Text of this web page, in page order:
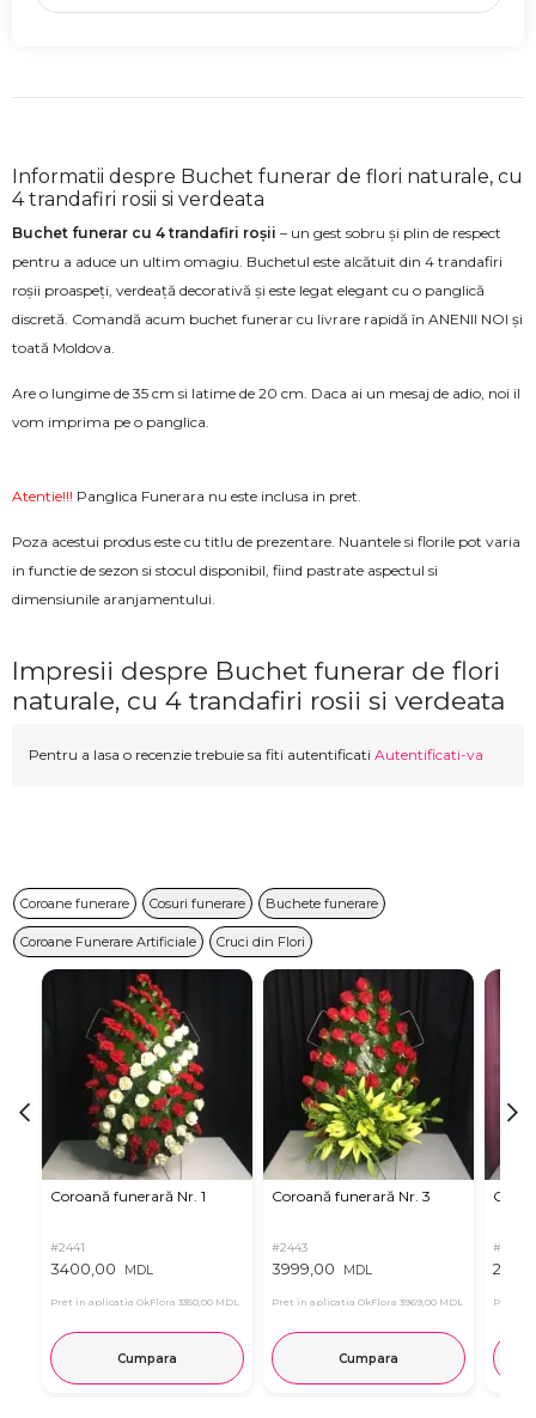
Informatii despre Buchet funerar de flori naturale, cu
4 trandafiri rosii si verdeata
Buchet funerar cu 4 trandafiri roșii – un gest sobru și plin de respect
pentru a aduce un ultim omagiu. Buchetul este alcătuit din 4 trandafiri
roșii proaspeți, verdeață decorativă și este legat elegant cu o panglică
discretă. Comandă acum buchet funerar cu livrare rapidă în ANENII NOI și
toată Moldova.
Are o lungime de 35 cm si latime de 20 cm. Daca ai un mesaj de adio, noi il
vom imprima pe o panglica.
Atentie!!! Panglica Funerara nu este inclusa in pret.
Poza acestui produs este cu titlu de prezentare. Nuantele si florile pot varia
in functie de sezon si stocul disponibil, fiind pastrate aspectul si
dimensiunile aranjamentului.
Impresii despre Buchet funerar de flori
naturale, cu 4 trandafiri rosii si verdeata
Pentru a lasa o recenzie trebuie sa fiti autentificati Autentificati-va
Coroane funerare Cosuri funerare Buchete funerare
Coroane Funerare Artificiale Cruci din Flori
Coroană funerară Nr. 1
#2441
3400,00 MDL
Pret in aplicatia OkFlora 3350,00 MDL
Cumpara
Coroană funerară Nr. 3
#2443
3999,00 MDL
Pret in aplicatia OkFlora 3969,00 MDL
Cumpara
#2445
Pret in